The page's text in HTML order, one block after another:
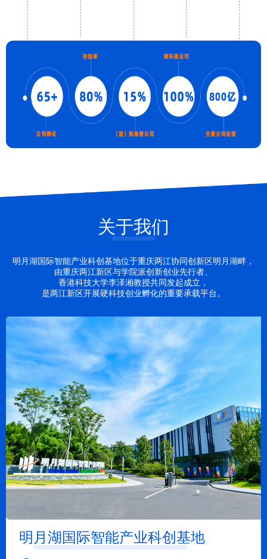
关于我们
明月湖国际智能产业科创基地位于重庆两江协同创新区明月湖畔，
由重庆两江新区与学院派创新创业先行者、
香港科技大学李泽湘教授共同发起成立，
是两江新区开展硬科技创业孵化的重要承载平台。
明月湖国际智能产业科创基地